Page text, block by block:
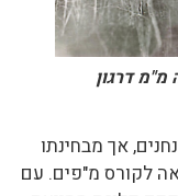
דרגון
אך מבחינתו
לקורס מ"פים. עם